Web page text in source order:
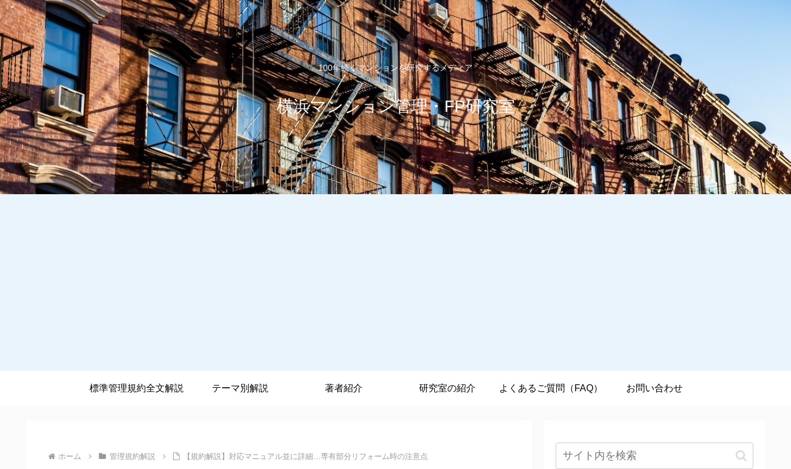
100年続くマンションを研究するメディア
横浜マンション管理・FP研究室
標準管理規約全文解説 テーマ別解説 著者紹介 研究室の紹介 よくあるご質問（FAQ） お問い合わせ
ホーム 管理規約解説 【規約解説】対応マニュアル並に詳細…専有部分リフォーム時の注意点